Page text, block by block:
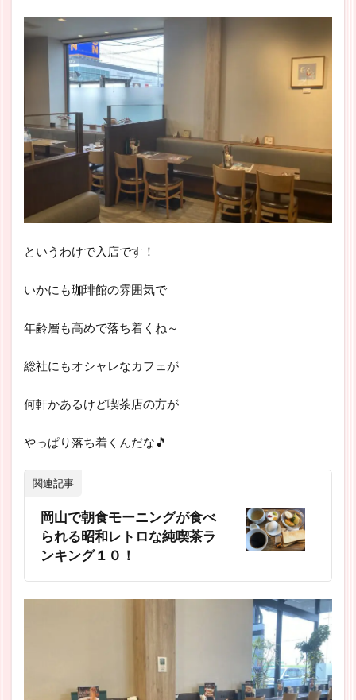
というわけで入店です！
いかにも珈琲館の雰囲気で
年齢層も高めで落ち着くね～
総社にもオシャレなカフェが
何軒かあるけど喫茶店の方が
やっぱり落ち着くんだな🎵
関連記事
岡山で朝食モーニングが食べ
られる昭和レトロな純喫茶ラ
ンキング１０！